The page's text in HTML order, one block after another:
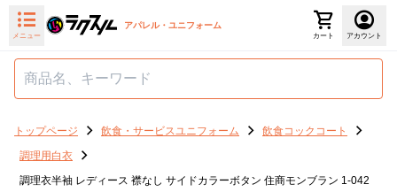
メニュー
アパレル・ユニフォーム
カート アカウント
トップページ 飲食・サービスユニフォーム
飲食コックコート
調理用白衣
調理衣半袖 レディース 襟なし サイドカラーボタン 住商モンブラン 1-042